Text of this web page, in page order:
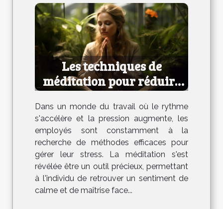
Les techniques de
méditation pour réduire
le stress au travail
Dans un monde du travail où le rythme
s'accélère et la pression augmente, les
employés sont constamment à la
recherche de méthodes efficaces pour
gérer leur stress. La méditation s'est
révélée être un outil précieux, permettant
à l'individu de retrouver un sentiment de
calme et de maîtrise face...